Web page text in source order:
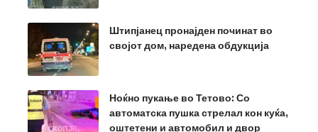
Штипјанец пронајден починат во
својот дом, наредена обдукција
Ноќно пукање во Тетово: Со
автоматска пушка стрелал кон куќа,
оштетени и автомобил и двор